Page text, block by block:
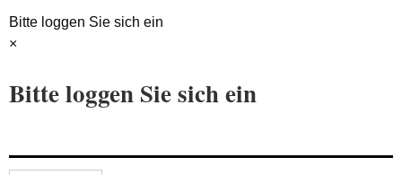
Bitte loggen Sie sich ein
×
Bitte loggen Sie sich ein